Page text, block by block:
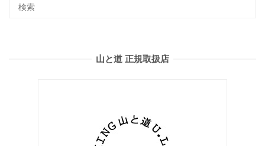
山と道 正規取扱店